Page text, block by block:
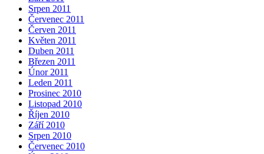
Srpen 2011
Červenec 2011
Červen 2011
Květen 2011
Duben 2011
Březen 2011
Únor 2011
Leden 2011
Prosinec 2010
Listopad 2010
Říjen 2010
Září 2010
Srpen 2010
Červenec 2010